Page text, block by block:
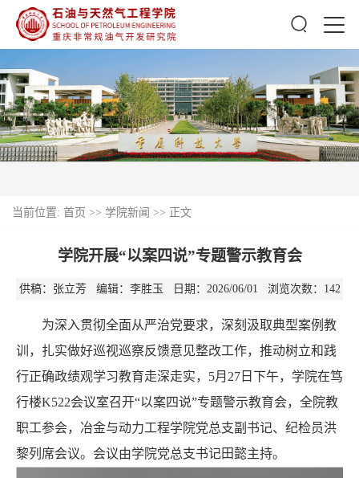
当前位置: 首页 >> 学院新闻 >> 正文
学院开展“以案四说”专题警示教育会
供稿：张立芳 编辑：李胜玉 日期：2026/06/01 浏览次数： 142
为深入贯彻全面从严治党要求，深刻汲取典型案例教
训，扎实做好巡视巡察反馈意见整改工作，推动树立和践
行正确政绩观学习教育走深走实，5月27日下午，学院在笃
行楼K522会议室召开“以案四说”专题警示教育会，全院教
职工参会，冶金与动力工程学院党总支副书记、纪检员洪
黎列席会议。会议由学院党总支书记田懿主持。